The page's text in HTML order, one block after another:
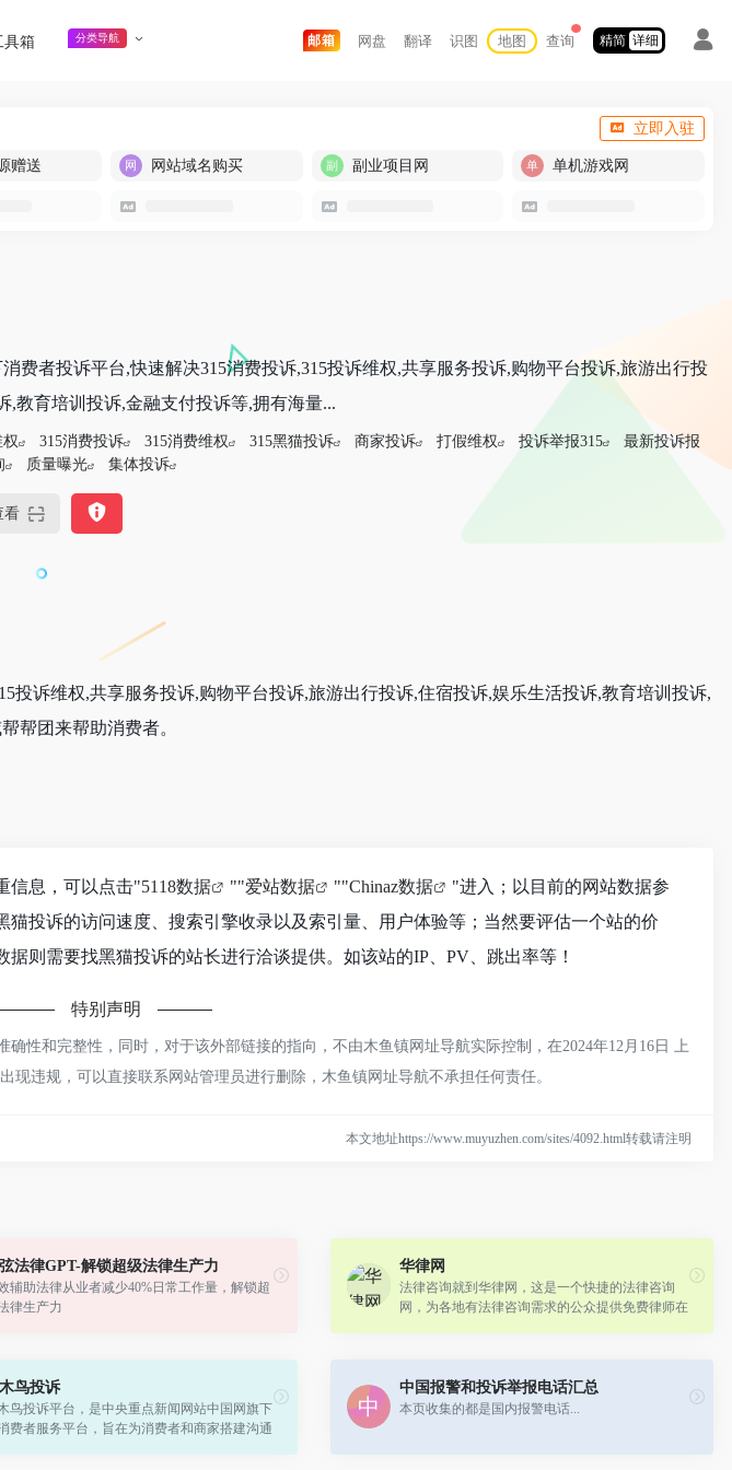
具箱 分类导航 邮箱 网盘 翻译 识图 地图 查询 精简 详细
立即入驻
赠送 网站域名购买 副业项目网 单机游戏网
费者投诉平台,快速解决315消费投诉,315投诉维权,共享服务投诉,购物平台投诉,旅游出行投
,教育培训投诉,金融支付投诉等,拥有海量...
权 315消费投诉 315消费维权 315黑猫投诉 商家投诉 打假维权 投诉举报315
最新投诉报
质量曝光 集体投诉
看
投诉维权,共享服务投诉,购物平台投诉,旅游出行投诉,住宿投诉,娱乐生活投诉,教育培训投诉,
帮团来帮助消费者。
信息，可以点击"5118数据 ""爱站数据 ""Chinaz数据
"进入；以目前的网站数据参
投诉的访问速度、搜索引擎收录以及索引量、用户体验等；当然要评估一个站的价
则需要找黑猫投诉的站长进行洽谈提供。如该站的IP、PV、跳出率等！
特别声明
性和完整性，同时，对于该外部链接的指向，不由木鱼镇网址导航实际控制，在2024年12月16日 上
违规，可以直接联系网站管理员进行删除，木鱼镇网址导航不承担任何责任。
本文地址https://www.muyuzhen.com/sites/4092.html转载请注明
法律GPT-解锁超级法律生产力
辅助法律从业者减少40%日常工作量，解锁超
律生产力
华律网
法律咨询就到华律网，这是一个快捷的法律咨询
网，为各地有法律咨询需求的公众提供免费律师在
鸟投诉
鸟投诉平台，是中央重点新闻网站中国网旗下
费者服务平台，旨在为消费者和商家搭建沟通
中国报警和投诉举报电话汇总
本页收集的都是国内报警电话...